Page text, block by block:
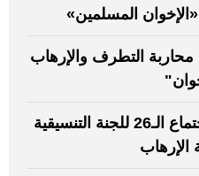
المسلمين»
محاربة التطرف والإرهاب
الإمارات تشارك في الاجتماع الـ26 للجنة التنسيقية
الإرهاب